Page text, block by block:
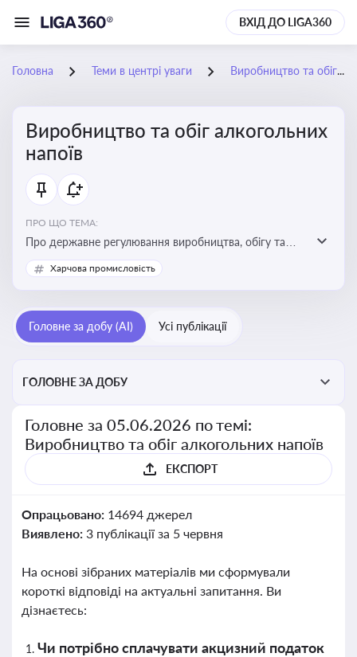
ВХІД ДО LIGA360
Головна Теми в центрі уваги Виробництво та обіг алкогольних напоїв
Виробництво та обіг алкогольних
напоїв
ПРО ЩО ТЕМА:
Про державне регулювання виробництва, обігу та
оподаткування алкогольної продукції, про
ліцензування та правові ризики
Харчова промисловість
Головне за добу (AI) Усі публікації
ГОЛОВНЕ ЗА ДОБУ
Головне за 05.06.2026 по темі:
Виробництво та обіг алкогольних напоїв
ЕКСПОРТ
Опрацьовано: 14694 джерел
Виявлено: 3 публікації за 5 червня
На основі зібраних матеріалів ми сформували
короткі відповіді на актуальні запитання. Ви
дізнаєтесь:
Чи потрібно сплачувати акцизний податок